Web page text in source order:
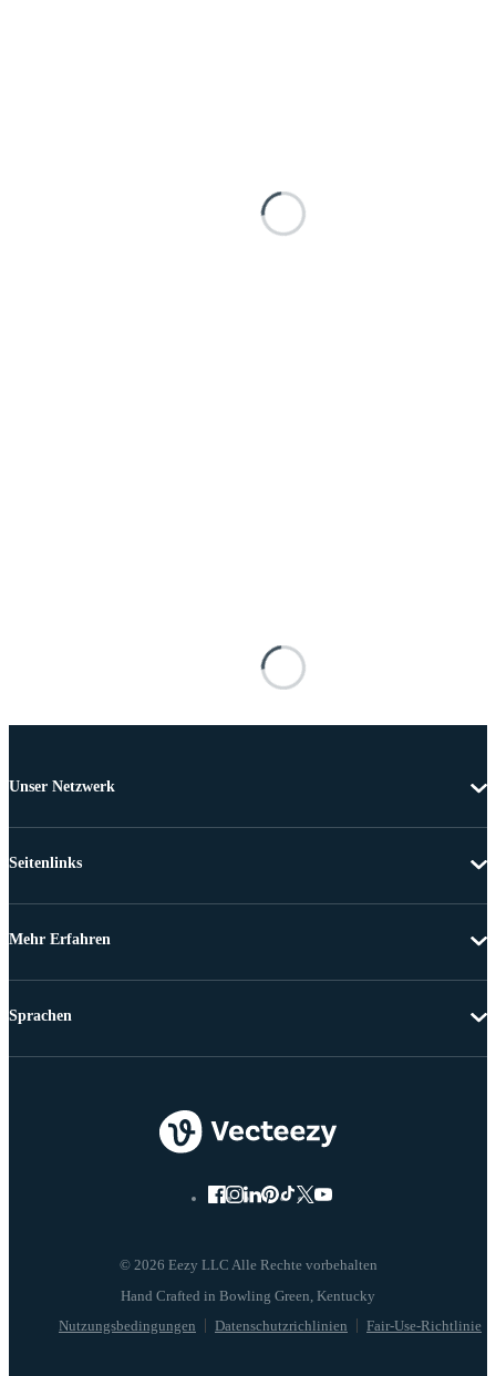
Unser Netzwerk
Seitenlinks
Mehr Erfahren
© 2026 Eezy LLC Alle Rechte vorbehalten
Nutzungsbedingungen Datenschutzrichlinien Fair-Use-Richtlinie
Sprachen